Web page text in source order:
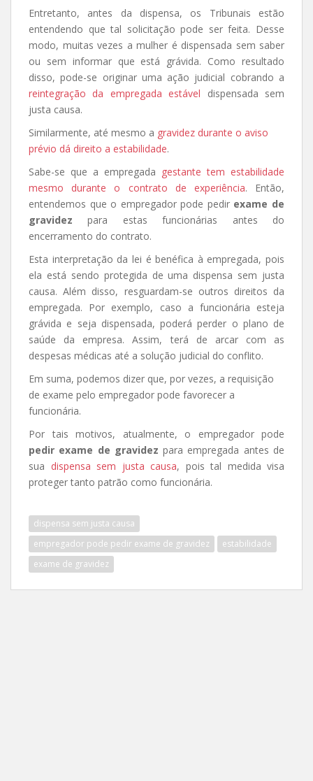
Entretanto, antes da dispensa, os Tribunais estão
entendendo que tal solicitação pode ser feita. Desse
modo, muitas vezes a mulher é dispensada sem saber
ou sem informar que está grávida. Como resultado
disso, pode-se originar uma ação judicial cobrando a
reintegração da empregada estável dispensada sem
justa causa.
Similarmente, até mesmo a gravidez durante o aviso
prévio dá direito a estabilidade.
Sabe-se que a empregada gestante tem estabilidade
mesmo durante o contrato de experiência. Então,
entendemos que o empregador pode pedir exame de
gravidez para estas funcionárias antes do
encerramento do contrato.
Esta interpretação da lei é benéfica à empregada, pois
ela está sendo protegida de uma dispensa sem justa
causa. Além disso, resguardam-se outros direitos da
empregada. Por exemplo, caso a funcionária esteja
grávida e seja dispensada, poderá perder o plano de
saúde da empresa. Assim, terá de arcar com as
despesas médicas até a solução judicial do conflito.
Em suma, podemos dizer que, por vezes, a requisição
de exame pelo empregador pode favorecer a
funcionária.
Por tais motivos, atualmente, o empregador pode
pedir exame de gravidez para empregada antes de
sua dispensa sem justa causa, pois tal medida visa
proteger tanto patrão como funcionária.
dispensa sem justa causa
empregador pode pedir exame de gravidez
estabilidade
exame de gravidez